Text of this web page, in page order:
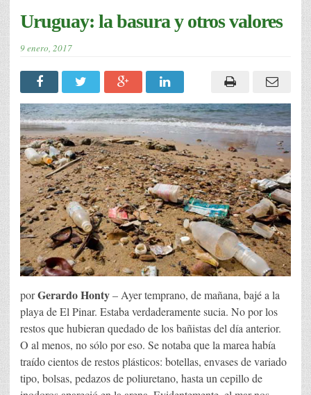
Uruguay: la basura y otros valores
9 enero, 2017
porGerardo Honty– Ayer temprano, de mañana, bajé a la
playa de El Pinar. Estaba verdaderamente sucia. No por los
restos que hubieran quedado de los bañistas del día anterior.
O al menos, no sólo por eso. Se notaba que la marea había
traído cientos de restos plásticos: botellas, envases de variado
tipo, bolsas, pedazos de poliuretano, hasta un cepillo de